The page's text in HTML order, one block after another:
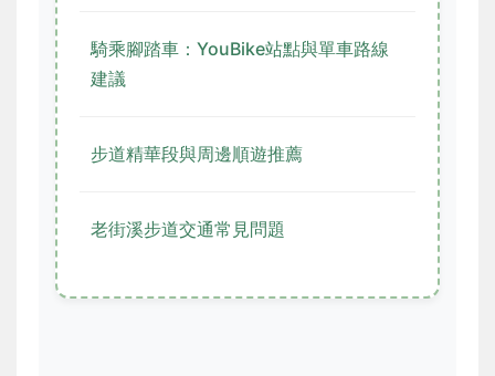
騎乘腳踏車：YouBike站點與單車路線
建議
步道精華段與周邊順遊推薦
老街溪步道交通常見問題